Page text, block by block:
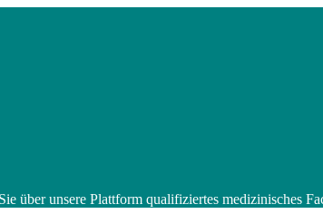
über unsere Plattform qualifiziertes medizinisches